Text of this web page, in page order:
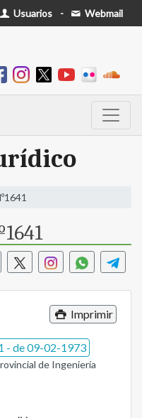
Usuarios - Webmail
Imprimir
- de 09-02-1973
de Ingeniería